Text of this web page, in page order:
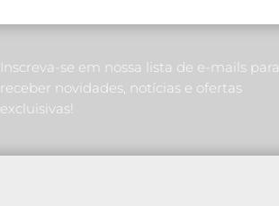
Inscreva-se em nossa lista de e-mails para
receber novidades, notícias e ofertas
excluisivas!